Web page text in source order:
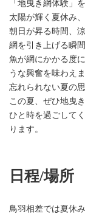
「地曳き網体験」
太陽が輝く夏休み
朝日が昇る時間、
網を引き上げる瞬
魚が網にかかる度
うな興奮を味わえま
忘れられない夏の
この夏、ぜひ地曳
ひと時を過ごして
ります。
日程/場所
鳥羽相差では夏休